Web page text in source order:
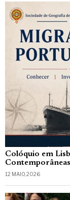
Colóquio em
12 MAIO, 2026